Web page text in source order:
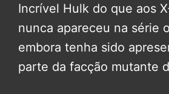
Incrível Hulk do que aos
nunca apareceu na série
embora tenha sido
parte da facção mutante